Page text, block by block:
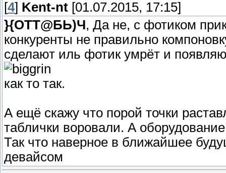
[4] Kent-nt [01.07.2015, 17:15]
}{ОТТ@БЬ)Ч, Да не, с фотиком
конкуренты не правильно
сделают иль фотик умрёт и
как то так.
А ещё скажу что порой точки
таблички воровали. А оборудование
Так что наверное в ближайшее
девайсом